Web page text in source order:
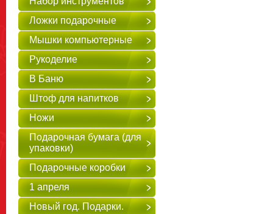
Ложки подарочные
Мышки компьютерные
Рукоделие
В Баню
Штоф для напитков
Ножи
Подарочная бумага (для
упаковки)
Подарочные коробки
1 апреля
Новый год. Подарки.